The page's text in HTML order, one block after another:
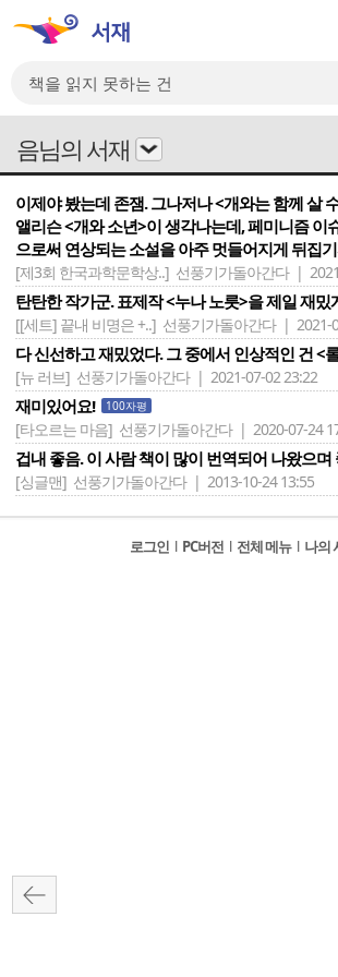
음님의 서재
이제야 봤는데 존잼. 그나저나 <개와는 함께 살
앨리슨 <개와 소년>이 생각나는데, 페미니즘 이
으로써 연상되는 소설을 아주 멋들어지게 뒤집
[제3회 한국과학문학상..] 선풍기가돌아간다 |
탄탄한 작가군. 표제작 <누나 노릇>을 제일 재밌
[[세트] 끝내 비명은 +..] 선풍기가돌아간다 | 2021-
다 신선하고 재밌었다. 그 중에서 인상적인 건 <
[뉴 러브] 선풍기가돌아간다 | 2021-07-02 23:22
재미있어요! 100자평
[타오르는 마음] 선풍기가돌아간다 | 2020-07-24
겁내 좋음. 이 사람 책이 많이 번역되어 나왔으며
[싱글맨] 선풍기가돌아간다 | 2013-10-24 13:55
로그인 l PC버전 l 전체 메뉴 l 나의